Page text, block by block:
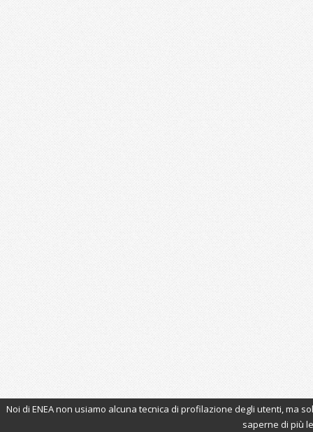
Noi di ENEA non usiamo alcuna tecnica di profilazione degli utenti, ma
saperne di più